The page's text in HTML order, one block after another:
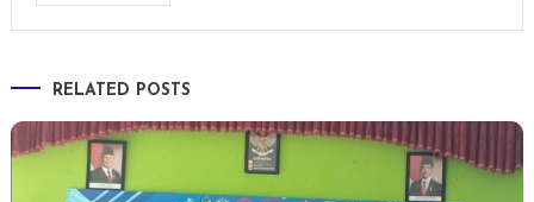
RELATED POSTS